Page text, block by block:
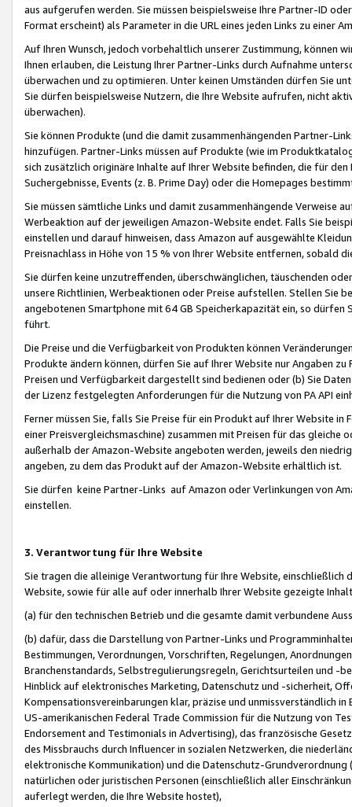
aus aufgerufen werden. Sie müssen beispielsweise Ihre Partner-ID
Format erscheint) als Parameter in die URL eines jeden Links zu einer
Auf Ihren Wunsch, jedoch vorbehaltlich unserer Zustimmung, können
Ihnen erlauben, die Leistung Ihrer Partner-Links durch Aufnahme
überwachen und zu optimieren. Unter keinen Umständen dürfen Sie
Sie dürfen beispielsweise Nutzern, die Ihre Website aufrufen, nicht
überwachen).
Sie können Produkte (und die damit zusammenhängenden Partner-
hinzufügen. Partner-Links müssen auf Produkte (wie im
sich zusätzlich originäre Inhalte auf Ihrer Website befinden, die für
Suchergebnisse, Events (z. B. Prime Day) oder die Homepages
Sie müssen sämtliche Links und damit zusammenhängende
Werbeaktion auf der jeweiligen Amazon-Website endet. Falls Sie
einstellen und darauf hinweisen, dass Amazon auf ausgewählte
Preisnachlass in Höhe von 15 % von Ihrer Website entfernen, sobald
Sie dürfen keine unzutreffenden, überschwänglichen, täuschenden
unsere Richtlinien, Werbeaktionen oder Preise aufstellen. Stellen Sie
angebotenen Smartphone mit 64 GB Speicherkapazität ein, so dürfen
führt.
Die Preise und die Verfügbarkeit von Produkten können
Produkte ändern können, dürfen Sie auf Ihrer Website nur Angaben
Preisen und Verfügbarkeit dargestellt sind bedienen oder (b) Sie
der Lizenz festgelegten Anforderungen für die Nutzung von PA API
Ferner müssen Sie, falls Sie Preise für ein Produkt auf Ihrer Website
einer Preisvergleichsmaschine) zusammen mit Preisen für das
außerhalb der Amazon-Website angeboten werden, jeweils den
angeben, zu dem das Produkt auf der Amazon-Website erhältlich ist.
Sie dürfen keine Partner-Links auf Amazon oder Verlinkungen von
einstellen.
3. Verantwortung für Ihre Website
Sie tragen die alleinige Verantwortung für Ihre Website,
Website, sowie für alle auf oder innerhalb Ihrer Website gezeigte
(a) für den technischen Betrieb und die gesamte damit verbundene
(b) dafür, dass die Darstellung von Partner-Links und
Bestimmungen, Verordnungen, Vorschriften, Regelungen,
Branchenstandards, Selbstregulierungsregeln, Gerichtsurteilen und -
Hinblick auf elektronisches Marketing, Datenschutz und -sicherheit,
Kompensationsvereinbarungen klar, präzise und unmissverständlich
US-amerikanischen Federal Trade Commission für die Nutzung von
Endorsement and Testimonials in Advertising), das französische
des Missbrauchs durch Influencer in sozialen Netzwerken, die
elektronische Kommunikation) und die Datenschutz-
natürlichen oder juristischen Personen (einschließlich aller
auferlegt werden, die Ihre Website hostet),